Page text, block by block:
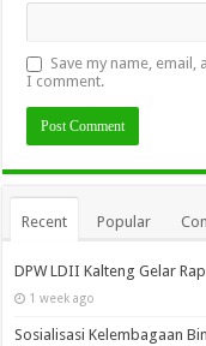
Save my name,
I comment.
Recent Popular
DPW LDII Kalteng Gelar
1 week ago
Sosialisasi Kelembagaan